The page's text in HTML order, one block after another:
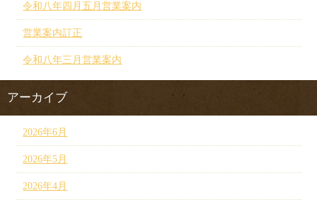
令和八年四月五月営業案内
営業案内訂正
令和八年三月営業案内
アーカイブ
2026年6月
2026年5月
2026年4月